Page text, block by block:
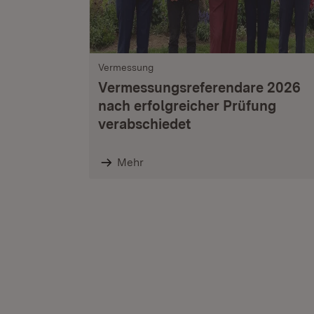
Vermessung
Vermessungsreferendare 2026
nach erfolgreicher Prüfung
verabschiedet
Mehr